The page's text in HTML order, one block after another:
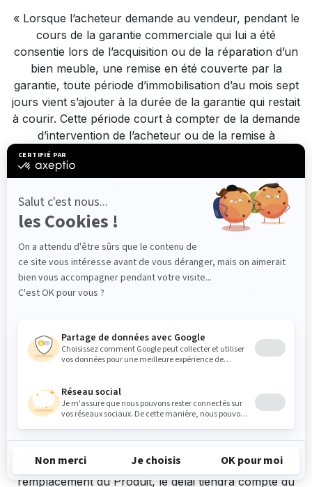
« Lorsque l’acheteur demande au vendeur, pendant le
cours de la garantie commerciale qui lui a été
consentie lors de l’acquisition ou de la réparation d’un
bien meuble, une remise en été couverte par la
garantie, toute période d’immobilisation d’au mois sept
jours vient s’ajouter à la durée de la garantie qui restait
à courir. Cette période court à compter de la demande
d’intervention de l’acheteur ou de la remise à
disposition pour réparation du bien en cause, si cette
mise à disposition est postérieure à la demande
Afin de faire valoir ses droits, le Client devra informer
le Vendeur, par écrit (mail ou courrier), de la non-
conformité des Produits ou de l’existence des vices
cachés à compter de leur découverte.
Le Vendeur remboursera, remplacera ou fera réparer
Les frais d’envoi seront remboursés sur la base du
sur présentation des justificatifs.
Les remboursements, remplacements ou réparations
des Produits jugés non conformes ou défectueux
proposer le Vendeur. Pour la réparation ou le
remplacement du Produit, le délai tiendra compte du